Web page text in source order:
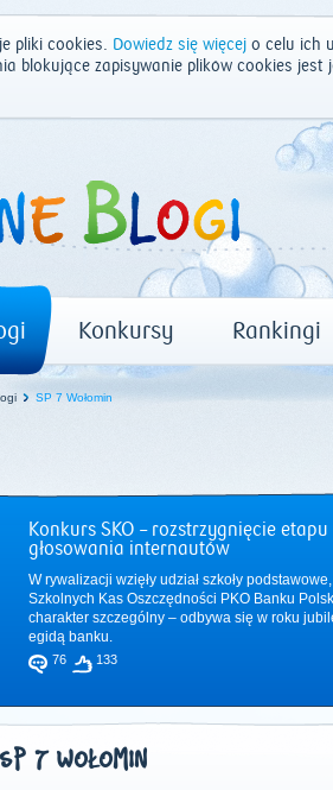
pliki cookies. Dowiedz się więcej o celu ich
blokujące zapisywanie plików cookies
Konkursy Rankingi
SP 7 Wołomin
Konkurs SKO – rozstrzygnięcie
głosowania internautów
W rywalizacji wzięły udział szkoły
Szkolnych Kas Oszczędności PKO Banku
charakter szczególny – odbywa się w roku
egidą banku.
76 133
SP 7 WOŁOMIN